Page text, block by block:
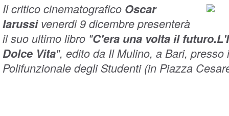
Il critico cinematografico Oscar
Iarussivenerdi 9 dicembre presenterà
il suo ultimo libro "C'era una volta il
Dolce Vita", edito da Il Mulino, a Bari, presso
Polifunzionale degli Studenti (in Piazza